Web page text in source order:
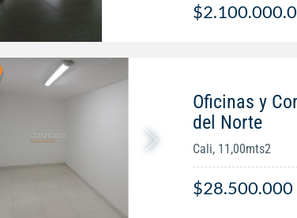
Oficinas y
del Norte
Cali, 11,00mts2
$28.500.000